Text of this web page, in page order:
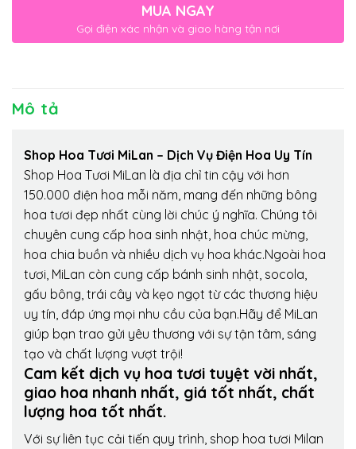
MUA NGAY
Gọi điện xác nhận và giao hàng tận nơi
Mô tả
Shop Hoa Tươi MiLan – Dịch Vụ Điện Hoa Uy Tín
Shop Hoa Tươi MiLan là địa chỉ tin cậy với hơn
150.000 điện hoa mỗi năm, mang đến những bông
hoa tươi đẹp nhất cùng lời chúc ý nghĩa. Chúng tôi
chuyên cung cấp hoa sinh nhật, hoa chúc mừng,
hoa chia buồn và nhiều dịch vụ hoa khác.Ngoài hoa
tươi, MiLan còn cung cấp bánh sinh nhật, socola,
gấu bông, trái cây và kẹo ngọt từ các thương hiệu
uy tín, đáp ứng mọi nhu cầu của bạn.Hãy để MiLan
giúp bạn trao gửi yêu thương với sự tận tâm, sáng
tạo và chất lượng vượt trội!
Cam kết dịch vụ hoa tươi tuyệt vời nhất,
giao hoa nhanh nhất, giá tốt nhất, chất
lượng hoa tốt nhất.
Với sự liên tục cải tiến quy trình, shop hoa tươi Milan